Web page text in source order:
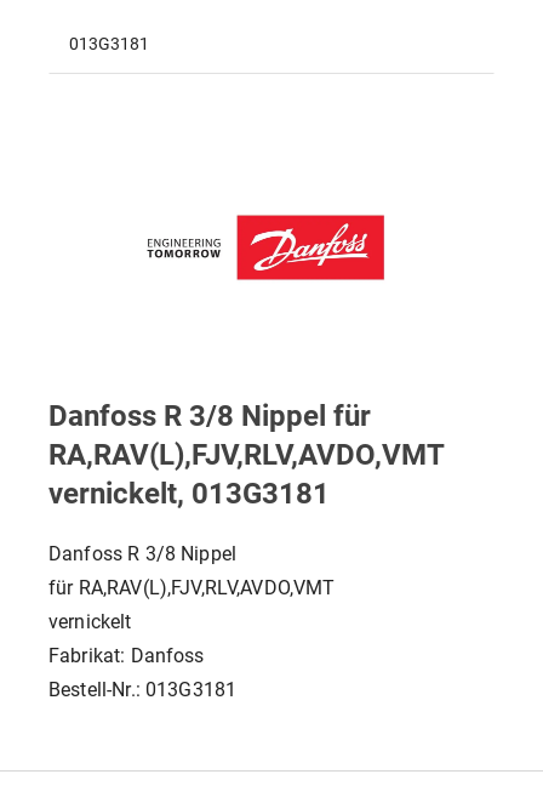
013G3181
Danfoss R 3/8 Nippel für
RA,RAV(L),FJV,RLV,AVDO,VMT
vernickelt, 013G3181
Danfoss R 3/8 Nippel
für RA,RAV(L),FJV,RLV,AVDO,VMT
vernickelt
Fabrikat: Danfoss
Bestell-Nr.: 013G3181